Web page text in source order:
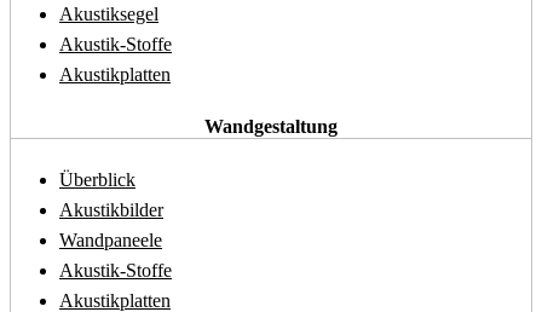
Akustiksegel
Akustik-Stoffe
Akustikplatten
Wandgestaltung
Überblick
Akustikbilder
Wandpaneele
Akustik-Stoffe
Akustikplatten